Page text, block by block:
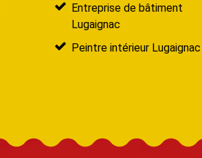
Entreprise de bâtiment
Lugaignac
Peintre intérieur Lugaignac